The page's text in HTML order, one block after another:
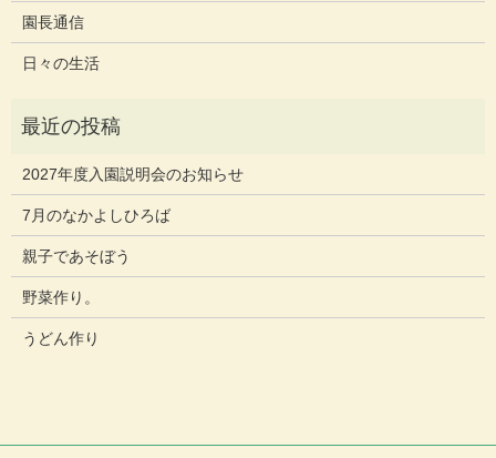
園長通信
日々の生活
2027年度入園説明会のお知らせ
7月のなかよしひろば
親子であそぼう
野菜作り。
うどん作り